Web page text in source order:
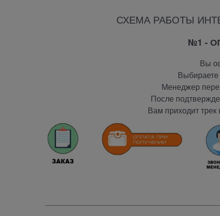
СХЕМА РАБОТЫ
№1 -
Вы
Менеджер
После
Вам приходит